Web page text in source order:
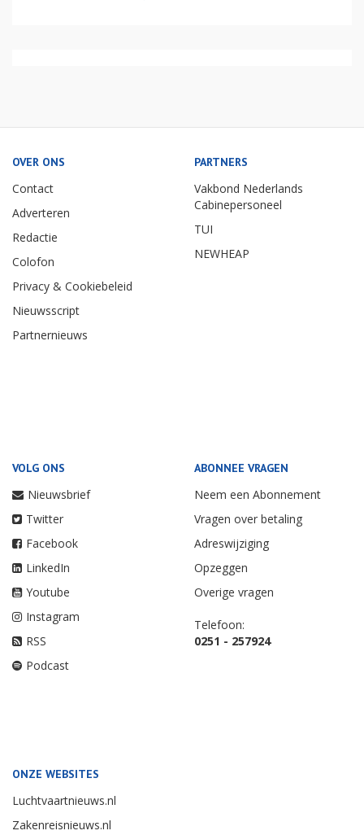
OVER ONS
Contact
Adverteren
Redactie
Colofon
Privacy & Cookiebeleid
Nieuwsscript
Partnernieuws
PARTNERS
Vakbond Nederlands
Cabinepersoneel
TUI
NEWHEAP
VOLG ONS
Nieuwsbrief
Twitter
Facebook
LinkedIn
Youtube
Instagram
RSS
Podcast
ABONNEE VRAGEN
Neem een Abonnement
Vragen over betaling
Adreswijziging
Opzeggen
Overige vragen
Telefoon:
0251 - 257924
ONZE WEBSITES
Luchtvaartnieuws.nl
Zakenreisnieuws.nl